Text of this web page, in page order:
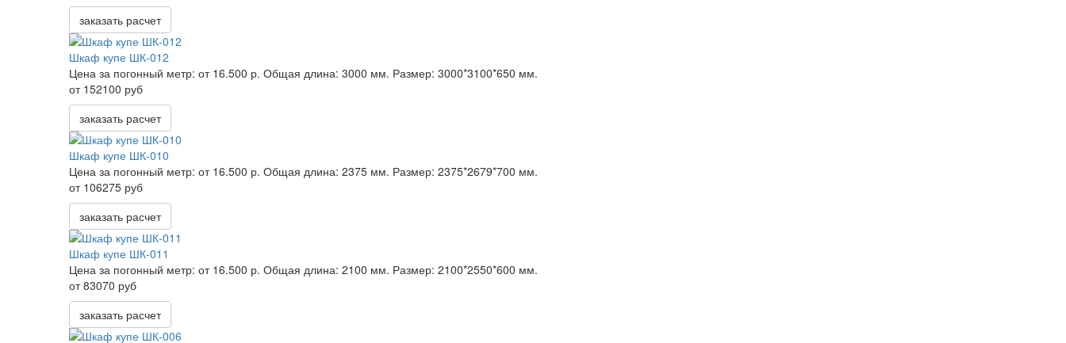
заказать расчет
Шкаф купе ШК-012
Цена за погонный метр: от 16.500 р. Общая длина: 3000 мм. Размер: 3000*3100*650 мм.
от 152100 руб
заказать расчет
Шкаф купе ШК-010
Цена за погонный метр: от 16.500 р. Общая длина: 2375 мм. Размер: 2375*2679*700 мм.
от 106275 руб
заказать расчет
Шкаф купе ШК-011
Цена за погонный метр: от 16.500 р. Общая длина: 2100 мм. Размер: 2100*2550*600 мм.
от 83070 руб
заказать расчет